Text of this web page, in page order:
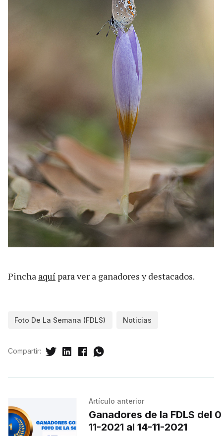
Pincha aquí para ver a ganadores y destacados.
Foto De La Semana (FDLS) Noticias
Compartir:
Artículo anterior
Ganadores de la FDLS del
11-2021 al 14-11-2021